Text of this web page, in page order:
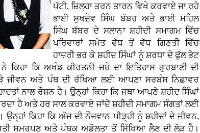
ਪੱਟੀ, ਜ਼ਿਲ੍ਹਾ ਤਰਨ ਤਾਰਨ ਵਿਖੇ ਕਰਵਾਏ ਜਾ ਰਹੇ
ਭਾਈ ਸੁਖਦੇਵ ਸਿੰਘ ਬੱਬਰ ਅਤੇ ਭਾਈ ਮਹਿਲ
ਸਿੰਘ ਬੱਬਰ ਦੇ ਸਲਾਨਾ ਸ਼ਹੀਦੀ ਸਮਾਗਮ ਵਿੱਚ
ਪਰਿਵਾਰਾਂ ਸਮੇਤ ਵੱਧ ਤੋਂ ਵੱਧ ਗਿਣਤੀ ਵਿੱਚ
ਹਾਜ਼ਰੀ ਭਰ ਕੇ ਸ਼ਹੀਦ ਸਿੰਘਾਂ ਨੂੰ ਸ਼ਰਧਾ ਦੇ ਫੁੱਲ ਭੇਟ
ਕਿ ਅਖੰਡ ਕੀਰਤਨੀ ਜਥੇ ਦਾ ਇਤਿਹਾਸ ਗੁਰਬਾਣੀ ਦੀ
ਜੀਵਨ ਅਤੇ ਪੰਥ ਦੀ ਰੱਖਿਆ ਲਈ ਆਪਣਾ ਸਰਬੰਸ ਨਿਛਾਵਰ
ਨਾਲ ਰੌਸ਼ਨ ਹੈ। ਉਨ੍ਹਾਂ ਕਿਹਾ ਕਿ ਜਥਾ ਆਪਣੇ ਸ਼ਹੀਦ ਸਿੰਘਾਂ
ਹੈ ਅਤੇ ਹਰ ਸਾਲ ਕਰਵਾਏ ਜਾਂਦੇ ਸ਼ਹੀਦੀ ਸਮਾਗਮ ਸੰਗਤਾਂ ਲਈ
ਕਿਹਾ ਕਿ ਅੱਜ ਦੀ ਨੌਜਵਾਨ ਪੀੜ੍ਹੀ ਨੂੰ ਸ਼ਹੀਦਾਂ ਦੇ ਜੀਵਨ,
ਸਮਰਪਣ ਅਤੇ ਪੰਥਕ ਅਡੋਲਤਾ ਤੋਂ ਸਿੱਖਿਆ ਲੈਣ ਦੀ ਲੋੜ ਹੈ।